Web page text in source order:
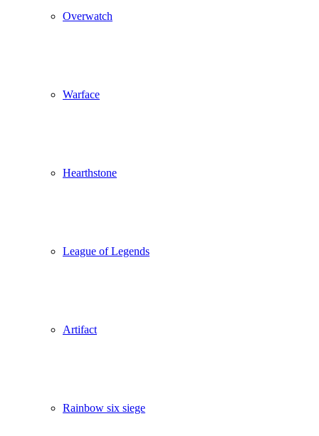
Overwatch
Warface
Hearthstone
League of Legends
Artifact
Rainbow six siege